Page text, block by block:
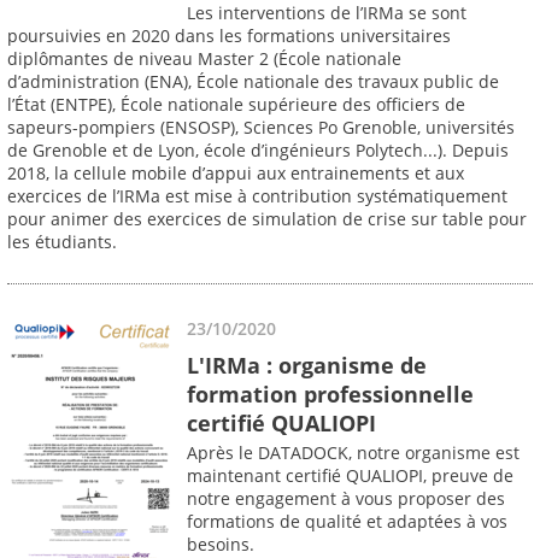
Les interventions de l’IRMa se sont
poursuivies en 2020 dans les formations universitaires
diplômantes de niveau Master 2 (École nationale
d’administration (ENA), École nationale des travaux public de
l’État (ENTPE), École nationale supérieure des officiers de
sapeurs-pompiers (ENSOSP), Sciences Po Grenoble, universités
de Grenoble et de Lyon, école d’ingénieurs Polytech...). Depuis
2018, la cellule mobile d’appui aux entrainements et aux
exercices de l’IRMa est mise à contribution systématiquement
pour animer des exercices de simulation de crise sur table pour
les étudiants.
23/10/2020
L'IRMa : organisme de
formation professionnelle
certifié QUALIOPI
Après le DATADOCK, notre organisme est
maintenant certifié QUALIOPI, preuve de
notre engagement à vous proposer des
formations de qualité et adaptées à vos
besoins.